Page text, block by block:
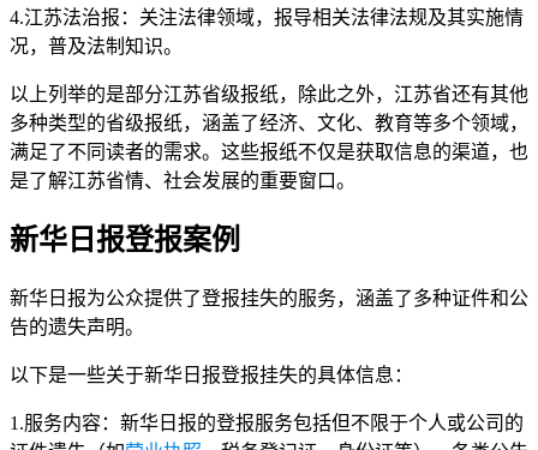
4.江苏法治报：关注法律领域，报导相关法律法规及其实施情
况，普及法制知识。
以上列举的是部分江苏省级报纸，除此之外，江苏省还有其他
多种类型的省级报纸，涵盖了经济、文化、教育等多个领域，
满足了不同读者的需求。这些报纸不仅是获取信息的渠道，也
是了解江苏省情、社会发展的重要窗口。
新华日报登报案例
新华日报为公众提供了登报挂失的服务，涵盖了多种证件和公
告的遗失声明。
以下是一些关于新华日报登报挂失的具体信息：
1.服务内容：新华日报的登报服务包括但不限于个人或公司的